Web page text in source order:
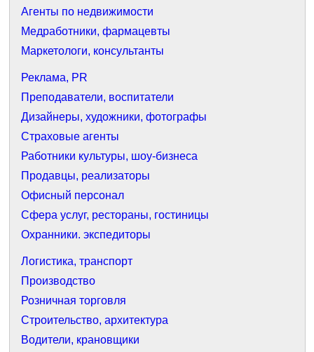
Агенты по недвижимости
Медработники, фармацевты
Маркетологи, консультанты
Реклама, PR
Преподаватели, воспитатели
Дизайнеры, художники, фотографы
Страховые агенты
Работники культуры, шоу-бизнеса
Продавцы, реализаторы
Офисный персонал
Сфера услуг, рестораны, гостиницы
Охранники. экспедиторы
Логистика, транспорт
Производство
Розничная торговля
Строительство, архитектура
Водители, крановщики